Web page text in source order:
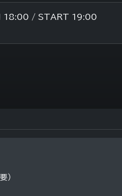
18:00 / START 19:00
）